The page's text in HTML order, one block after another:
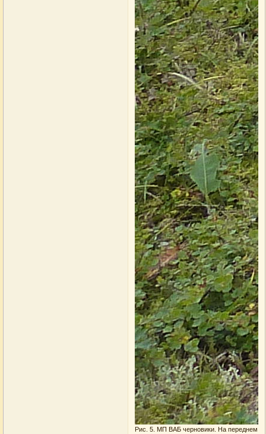
Рис. 5. МП ВАБ черновики. На переднем